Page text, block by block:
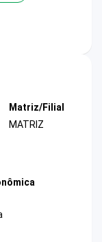
Matriz/Filial
MATRIZ